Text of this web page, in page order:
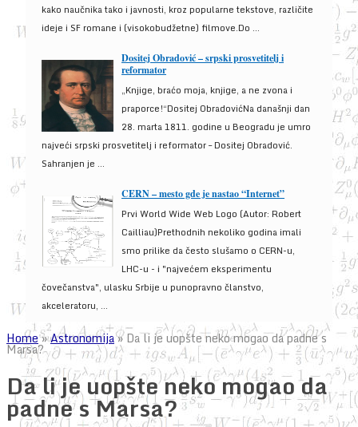
kako naučnika tako i javnosti, kroz popularne tekstove, različite
ideje i SF romane i (visokobudžetne) filmove.Do ...
Dositej Obradović – srpski prosvetitelj i
reformator
„Knjige, braćo moja, knjige, a ne zvona i
praporce!“Dositej ObradovićNa današnji dan
28. marta 1811. godine u Beogradu je umro
najveći srpski prosvetitelj i reformator – Dositej Obradović.
Sahranjen je ...
CERN – mesto gde je nastao “Internet”
Prvi World Wide Web Logo (Autor: Robert
Cailliau)Prethodnih nekoliko godina imali
smo prilike da često slušamo o CERN-u,
LHC-u - i "najvećem eksperimentu
čovečanstva", ulasku Srbije u punopravno članstvo,
akceleratoru, ...
Home»Astronomija»Da li je uopšte neko mogao da padne s
Marsa?
Da li je uopšte neko mogao da
padne s Marsa?